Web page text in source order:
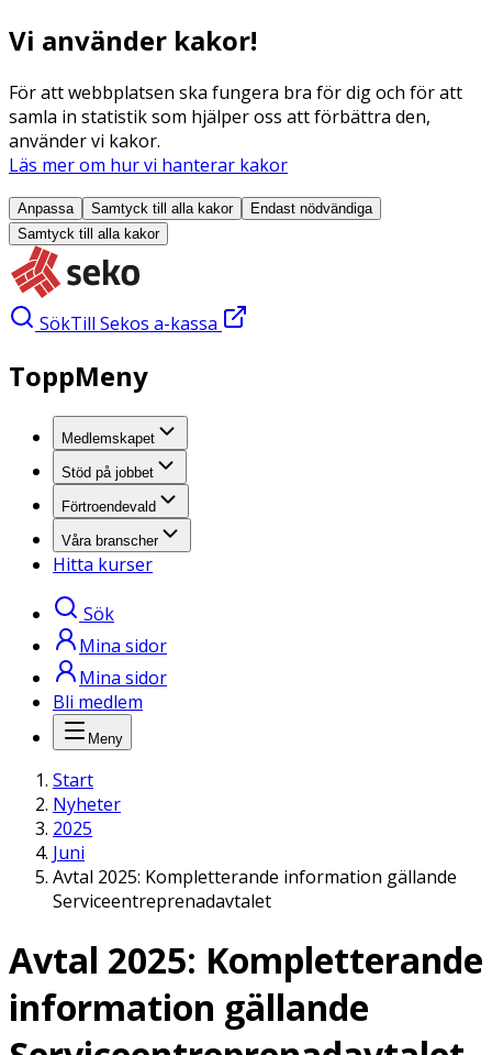
Vi använder kakor!
För att webbplatsen ska fungera bra för dig och för att
samla in statistik som hjälper oss att förbättra den,
använder vi kakor.
Läs mer om hur vi hanterar kakor
Anpassa Samtyck till alla kakor
Endast nödvändiga
Samtyck till alla kakor
SökTill Sekos a-kassa
ToppMeny
Medlemskapet
Stöd på jobbet
Förtroendevald
Våra branscher
Hitta kurser
Sök
Mina sidor
Mina sidor
Bli medlem
Meny
Start
Nyheter
2025
Juni
Avtal 2025: Kompletterande information gällande
Serviceentreprenadavtalet
Avtal 2025: Kompletterande
information gällande